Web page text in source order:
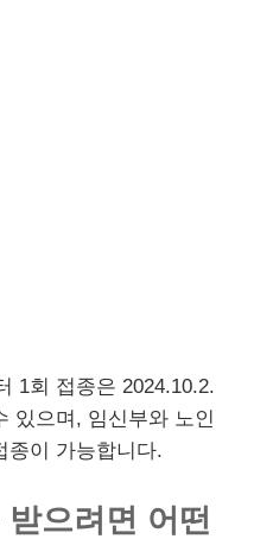
1회 접종은 2024.10.2.
있으며, 임신부와 노인
종이 가능합니다.
으려면 어떤